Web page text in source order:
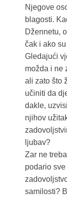
Njegove
blagosti.
Džennetu,
čak i ako
Gledajući
možda i ne
ali zato što
učiniti da
dakle,
njihov
ljubav?
Zar ne
podario
samilosti?